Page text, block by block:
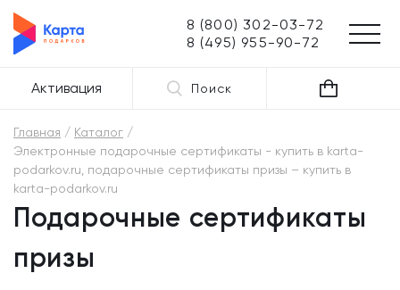
8 (800) 302-03-72
8 (495) 955-90-72
Активация Поиск
Главная
Каталог
Электронные подарочные сертификаты - купить в karta-
podarkov.ru, подарочные сертификаты призы – купить в
karta-podarkov.ru
Подарочные сертификаты
призы